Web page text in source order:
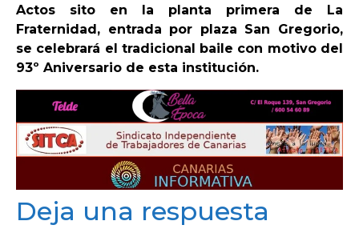
5ª COLUMNA
CARTAS DEL DIRECTOR
ENTREVISTAS
OPINIÓN
PROGRAMAS
Actos sito en la planta primera de La
Fraternidad, entrada por plaza San Gregorio,
se celebrará el tradicional baile con motivo del
93º Aniversario de esta institución.
Deja una respuesta